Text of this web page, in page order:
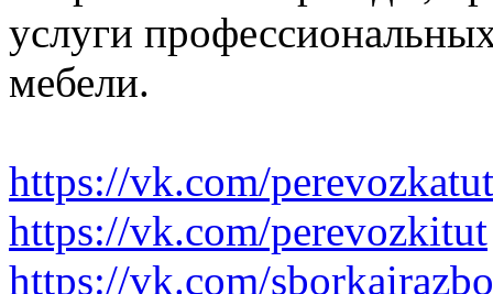
услуги
мебели.
https://vk.com/perevozkatut
https://vk.com/perevozkitut
https://vk.com/